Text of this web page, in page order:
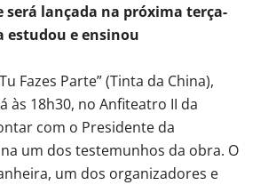
será lançada na próxima terça-
estudou e ensinou
Fazes Parte” (Tinta da China),
às 18h30, no Anfiteatro II da
com o Presidente da
um dos testemunhos da obra. O
um dos organizadores e